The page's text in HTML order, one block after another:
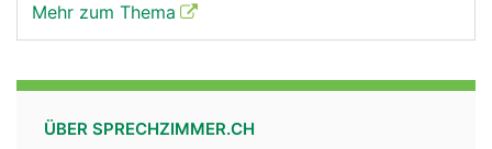
Mehr zum Thema
ÜBER SPRECHZIMMER.CH